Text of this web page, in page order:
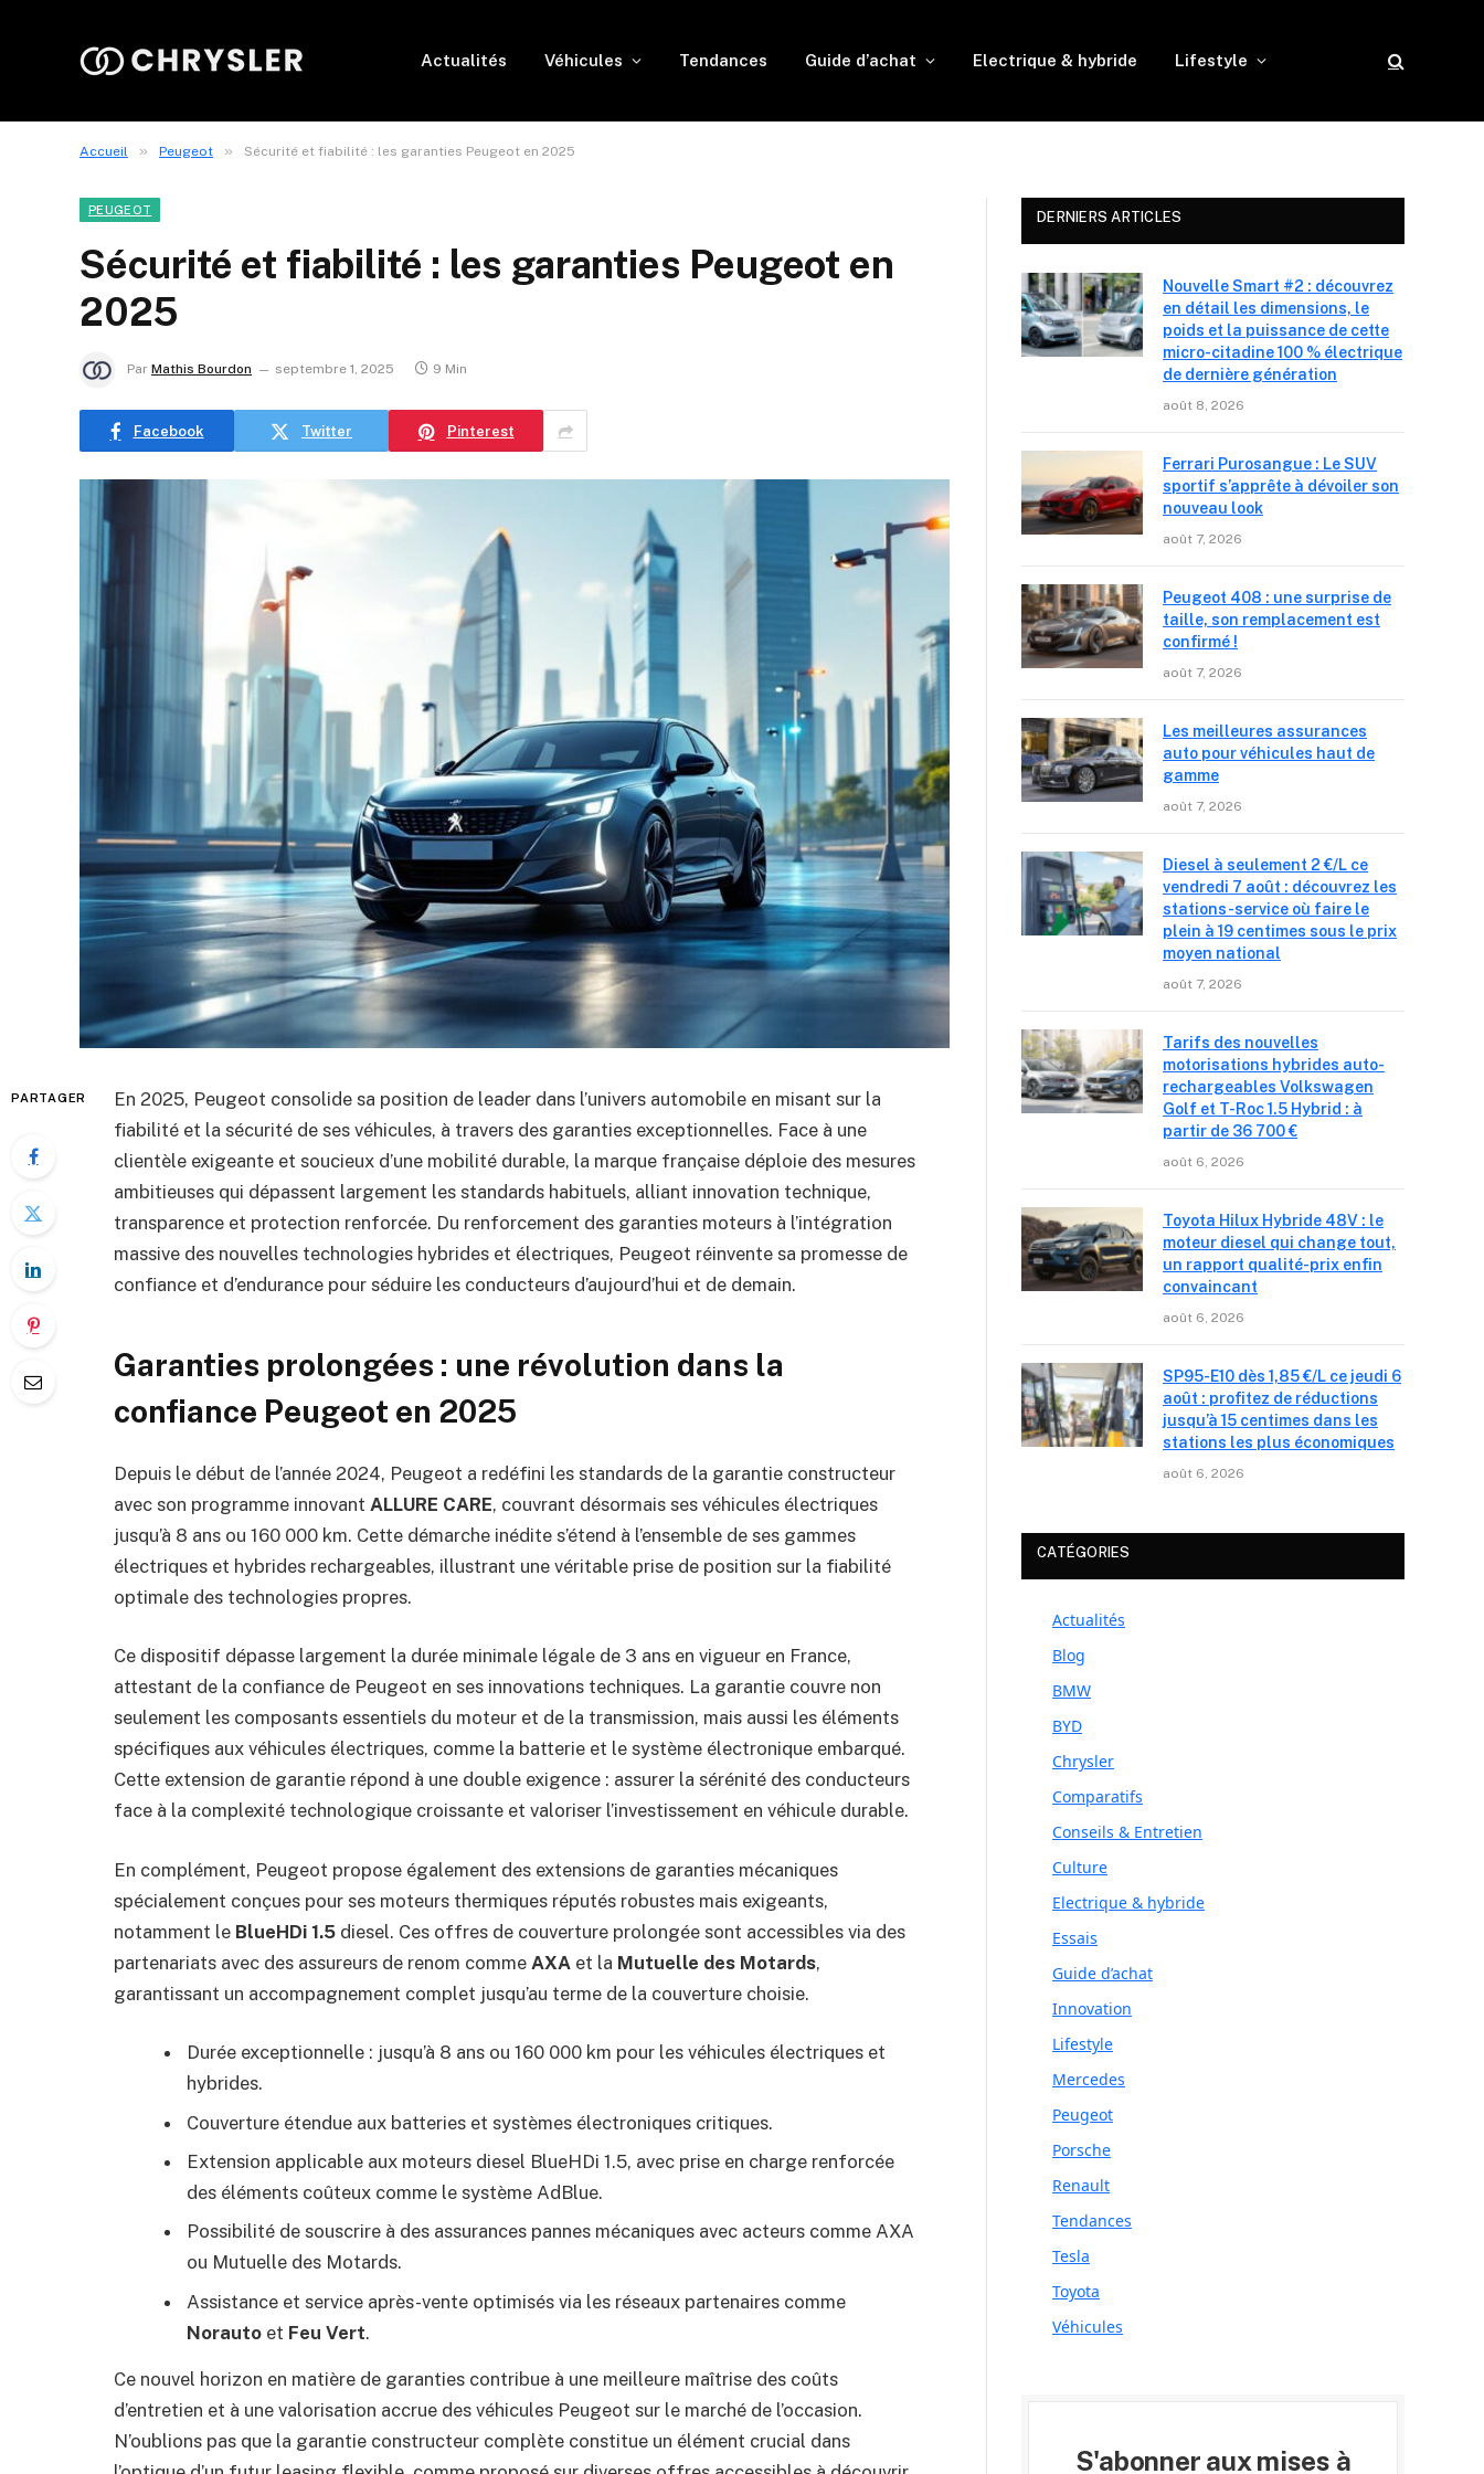
Actualités Véhicules Tendances Guide d’achat Electrique & hybride Lifestyle
Accueil » Peugeot » Sécurité et fiabilité : les garanties Peugeot en 2025
PEUGEOT
Sécurité et fiabilité : les garanties Peugeot en
2025
Par Mathis Bourdon septembre 1, 2025 9 Min
Facebook Twitter Pinterest
PARTAGER
En 2025, Peugeot consolide sa position de leader dans l’univers automobile en misant sur la
fiabilité et la sécurité de ses véhicules, à travers des garanties exceptionnelles. Face à une
clientèle exigeante et soucieux d’une mobilité durable, la marque française déploie des mesures
ambitieuses qui dépassent largement les standards habituels, alliant innovation technique,
transparence et protection renforcée. Du renforcement des garanties moteurs à l’intégration
massive des nouvelles technologies hybrides et électriques, Peugeot réinvente sa promesse de
confiance et d’endurance pour séduire les conducteurs d’aujourd’hui et de demain.
Garanties prolongées : une révolution dans la
confiance Peugeot en 2025
Depuis le début de l’année 2024, Peugeot a redéfini les standards de la garantie constructeur
avec son programme innovant ALLURE CARE, couvrant désormais ses véhicules électriques
jusqu’à 8 ans ou 160 000 km. Cette démarche inédite s’étend à l’ensemble de ses gammes
électriques et hybrides rechargeables, illustrant une véritable prise de position sur la fiabilité
optimale des technologies propres.
Ce dispositif dépasse largement la durée minimale légale de 3 ans en vigueur en France,
attestant de la confiance de Peugeot en ses innovations techniques. La garantie couvre non
seulement les composants essentiels du moteur et de la transmission, mais aussi les éléments
spécifiques aux véhicules électriques, comme la batterie et le système électronique embarqué.
Cette extension de garantie répond à une double exigence : assurer la sérénité des conducteurs
face à la complexité technologique croissante et valoriser l’investissement en véhicule durable.
En complément, Peugeot propose également des extensions de garanties mécaniques
spécialement conçues pour ses moteurs thermiques réputés robustes mais exigeants,
notamment le BlueHDi 1.5 diesel. Ces offres de couverture prolongée sont accessibles via des
partenariats avec des assureurs de renom comme AXA et la Mutuelle des Motards,
garantissant un accompagnement complet jusqu’au terme de la couverture choisie.
Durée exceptionnelle : jusqu’à 8 ans ou 160 000 km pour les véhicules électriques et
hybrides.
Couverture étendue aux batteries et systèmes électroniques critiques.
Extension applicable aux moteurs diesel BlueHDi 1.5, avec prise en charge renforcée
des éléments coûteux comme le système AdBlue.
Possibilité de souscrire à des assurances pannes mécaniques avec acteurs comme AXA
ou Mutuelle des Motards.
Assistance et service après-vente optimisés via les réseaux partenaires comme
Norauto et Feu Vert.
Ce nouvel horizon en matière de garanties contribue à une meilleure maîtrise des coûts
d’entretien et à une valorisation accrue des véhicules Peugeot sur le marché de l’occasion.
N’oublions pas que la garantie constructeur complète constitue un élément crucial dans
DERNIERS ARTICLES
Nouvelle Smart #2 : découvrez
en détail les dimensions, le
poids et la puissance de cette
micro-citadine 100 % électrique
de dernière génération
août 8, 2026
Ferrari Purosangue : Le SUV
sportif s’apprête à dévoiler son
nouveau look
août 7, 2026
Peugeot 408 : une surprise de
taille, son remplacement est
confirmé !
août 7, 2026
Les meilleures assurances
auto pour véhicules haut de
gamme
août 7, 2026
Diesel à seulement 2 €/L ce
vendredi 7 août : découvrez les
stations-service où faire le
plein à 19 centimes sous le prix
moyen national
août 7, 2026
Tarifs des nouvelles
motorisations hybrides auto-
rechargeables Volkswagen
Golf et T-Roc 1.5 Hybrid : à
partir de 36 700 €
août 6, 2026
Toyota Hilux Hybride 48V : le
moteur diesel qui change tout,
un rapport qualité-prix enfin
convaincant
août 6, 2026
SP95-E10 dès 1,85 €/L ce jeudi 6
août : profitez de réductions
jusqu’à 15 centimes dans les
stations les plus économiques
août 6, 2026
CATÉGORIES
Actualités
Blog
BMW
BYD
Chrysler
Comparatifs
Conseils & Entretien
Culture
Electrique & hybride
Essais
Guide d’achat
Innovation
Lifestyle
Mercedes
Peugeot
Porsche
Renault
Tendances
Tesla
Toyota
Véhicules
S'abonner aux mises à